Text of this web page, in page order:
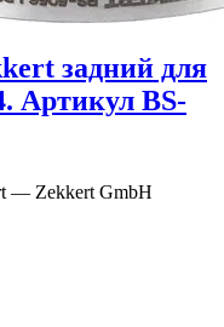
задний для
Артикул BS-
— Zekkert GmbH